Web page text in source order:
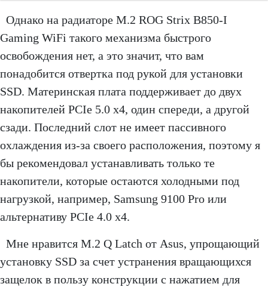
Однако на радиаторе M.2 ROG Strix B850-I
Gaming WiFi такого механизма быстрого
освобождения нет, а это значит, что вам
понадобится отвертка под рукой для установки
SSD. Материнская плата поддерживает до двух
накопителей PCIe 5.0 x4, один спереди, а другой
сзади. Последний слот не имеет пассивного
охлаждения из-за своего расположения, поэтому я
бы рекомендовал устанавливать только те
накопители, которые остаются холодными под
нагрузкой, например, Samsung 9100 Pro или
альтернативу PCIe 4.0 x4.
Мне нравится M.2 Q Latch от Asus, упрощающий
установку SSD за счет устранения вращающихся
защелок в пользу конструкции с нажатием для